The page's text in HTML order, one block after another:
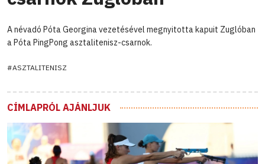
A névadó Póta Georgina vezetésével megnyitotta kapuit Zuglóban
a Póta PingPong asztalitenisz-csarnok.
#ASZTALITENISZ
CÍMLAPRÓL AJÁNLJUK